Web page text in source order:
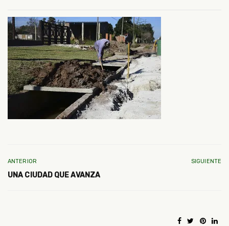
ANTERIOR
UNA CIUDAD QUE AVANZA
SIGUIENTE